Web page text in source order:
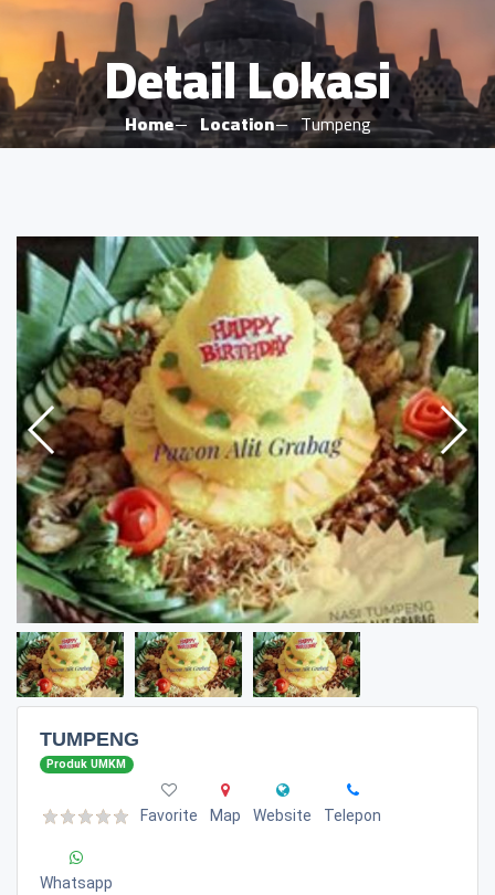
Detail Lokasi
Home Location Tumpeng
TUMPENG
Produk UMKM
Favorite Map Website Telepon
Whatsapp